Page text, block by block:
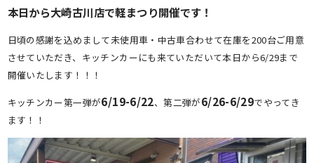
本日から大崎古川店で軽まつり開催です！
日頃の感謝を込めまして未使用車・中古車合わせて在庫を200台ご用意
させていただき、キッチンカーにも来ていただいて本日から6/29まで
開催いたします！！！
キッチンカー第一弾が6/19-6/22、第二弾が6/26-6/29でやってき
ます！！